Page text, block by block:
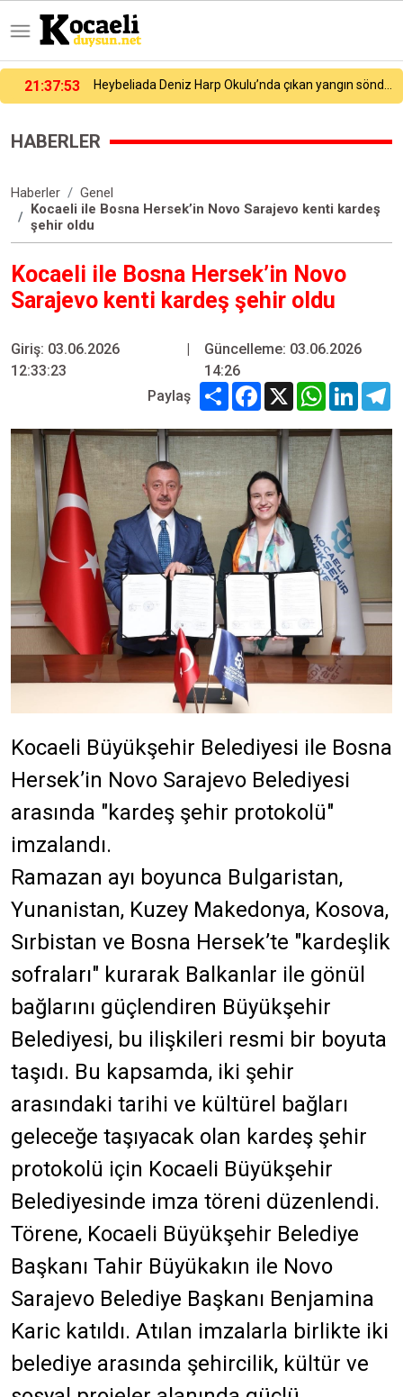
21:27:54 Galatasaray yeni sezon hazırlıklarına devam ediyor
HABERLER
Haberler
Genel
Kocaeli ile Bosna Hersek’in Novo Sarajevo kenti kardeş
şehir oldu
Kocaeli ile Bosna Hersek’in Novo
Sarajevo kenti kardeş şehir oldu
Giriş: 03.06.2026
12:33:23
|
Güncelleme: 03.06.2026
14:26
Paylaş
Share Facebook
X WhatsApp
Kocaeli Büyükşehir Belediyesi ile Bosna
Hersek’in Novo Sarajevo Belediyesi
arasında "kardeş şehir protokolü"
imzalandı.
Ramazan ayı boyunca Bulgaristan,
Yunanistan, Kuzey Makedonya, Kosova,
Sırbistan ve Bosna Hersek’te "kardeşlik
sofraları" kurarak Balkanlar ile gönül
bağlarını güçlendiren Büyükşehir
Belediyesi, bu ilişkileri resmi bir boyuta
taşıdı. Bu kapsamda, iki şehir
arasındaki tarihi ve kültürel bağları
geleceğe taşıyacak olan kardeş şehir
protokolü için Kocaeli Büyükşehir
Belediyesinde imza töreni düzenlendi.
Törene, Kocaeli Büyükşehir Belediye
Başkanı Tahir Büyükakın ile Novo
Sarajevo Belediye Başkanı Benjamina
Karic katıldı. Atılan imzalarla birlikte iki
belediye arasında şehircilik, kültür ve